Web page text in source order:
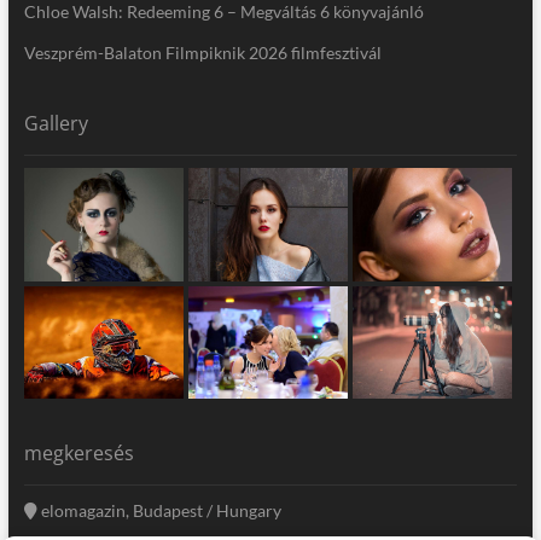
Chloe Walsh: Redeeming 6 – Megváltás 6 könyvajánló
Veszprém-Balaton Filmpiknik 2026 filmfesztivál
Gallery
megkeresés
elomagazin, Budapest / Hungary